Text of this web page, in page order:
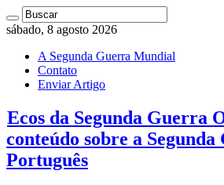
sábado, 8 agosto 2026
A Segunda Guerra Mundial
Contato
Enviar Artigo
Ecos da Segunda Guerra
conteúdo sobre a
Português